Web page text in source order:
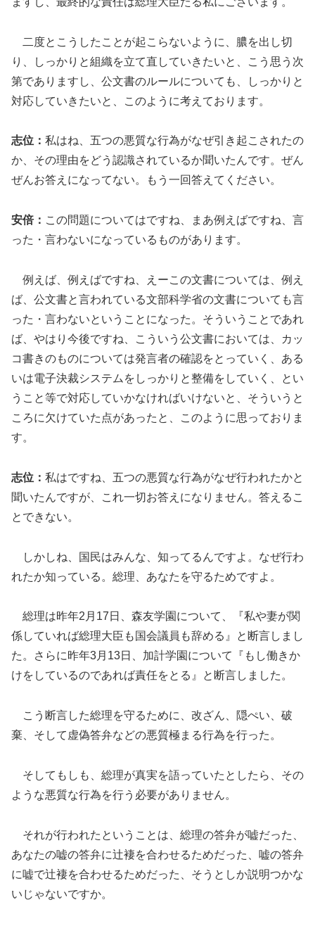
二度とこうしたことが起こらないように、膿を出し切
り、しっかりと組織を立て直していきたいと、こう思う次
第でありますし、公文書のルールについても、しっかりと
対応していきたいと、このように考えております。
志位： 私はね、五つの悪質な行為がなぜ引き起こされたの
か、その理由をどう認識されているか聞いたんです。ぜん
ぜんお答えになってない。もう一回答えてください。
安倍： この問題についてはですね、まあ例えばですね、言
った・言わないになっているものがあります。
例えば、例えばですね、えーこの文書については、例え
ば、公文書と言われている文部科学省の文書についても言
った・言わないということになった。そういうことであれ
ば、やはり今後ですね、こういう公文書においては、カッ
コ書きのものについては発言者の確認をとっていく、ある
いは電子決裁システムをしっかりと整備をしていく、とい
うこと等で対応していかなければいけないと、そういうと
ころに欠けていた点があったと、このように思っておりま
す。
志位： 私はですね、五つの悪質な行為がなぜ行われたかと
聞いたんですが、これ一切お答えになりません。答えるこ
とできない。
しかしね、国民はみんな、知ってるんですよ。なぜ行わ
れたか知っている。総理、あなたを守るためですよ。
総理は昨年2月17日、森友学園について、『私や妻が関
係していれば総理大臣も国会議員も辞める』と断言しまし
た。さらに昨年3月13日、加計学園について『もし働きか
けをしているのであれば責任をとる』と断言しました。
こう断言した総理を守るために、改ざん、隠ぺい、破
棄、そして虚偽答弁などの悪質極まる行為を行った。
そしてもしも、総理が真実を語っていたとしたら、その
ような悪質な行為を行う必要がありません。
それが行われたということは、総理の答弁が嘘だった、
あなたの嘘の答弁に辻褄を合わせるためだった、嘘の答弁
に嘘で辻褄を合わせるためだった、そうとしか説明つかな
いじゃないですか。